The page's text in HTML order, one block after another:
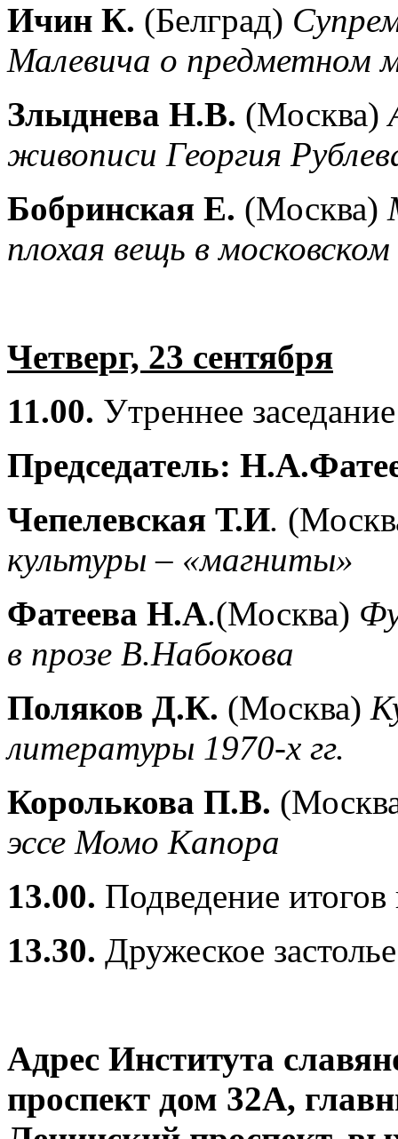
Ичин К. (Белград)
Малевича о предметном
Злыднева Н.В. (Москва)
живописи Георгия
Бобринская Е. (Москва)
плохая вещь в
Четверг, 23 сентября
11.00. Утреннее заседание
Председатель:
Чепелевская Т.И.
культуры – «магниты»
Фатеева Н.А.(Москва)
в прозе В.Набокова
Поляков Д.К. (Москва)
литературы 1970-х гг.
Королькова П.В.
эссе Момо Капора
13.00. Подведение
13.30. Дружеское застолье
Адрес Института
проспект дом 32А,